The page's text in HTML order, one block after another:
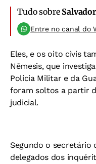
Tudo sobre Salvador
Entre no canal do
Eles, e os oito civis
Nêmesis, que
Polícia Militar e da
foram soltos a partir
judicial.
Segundo o secretário
delegados dos